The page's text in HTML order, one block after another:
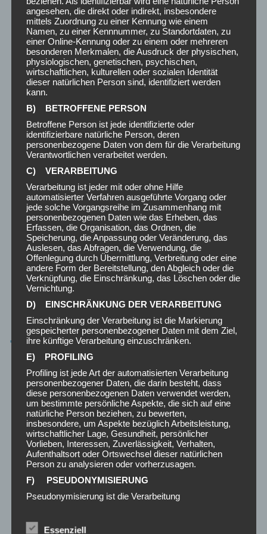
DasLastentaxi ist kurzfristig verfügbar, flexibel und
optimal auf die Bedingungen inMariahilfabgestimmt. Wir
bieten professionelleUmzugshilfe, Möbeltransporte
undMontageserviceszu transparenten Preisen. Unsere
Transporte sindversichert, und erfahrene Helfer sorgen
dafür, dass alles unbeschädigt ankommt.
Ihre Vorteile auf einen Blick:
Schneller und zuverlässiger Service, auch bei engen
Straßen
Erfahrene Helfer fürUmzugundMöbelmontage
Flexible Terminplanung – spontan oder langfristig
Faire Preise ohne versteckte Kosten
EINSATZGEBIET 1060 WIEN
Wir decken alle zentralen Bereiche derMariahilf
darunterNaschmarkt,Gumpendorfer Straße
Reithofferplatz,Kaiserstraßeund Umgebung. So
garantieren wir einen sicheren, effizientenUmzugund
Möbeltransport
JETZT UMZUG & MONTAGE IN
1060 WIEN BUCHEN
Verlassen Sie sich auf schnelle, zuverlässige und flexible
Umzüge ,Möbeltransporte undMontageservicesin
Mariahilf.
UNVERBINDLICHES ANGEBOT
Vorname
angesehen, die direkt oder indirekt, insbesondere
mittels Zuordnung zu einer Kennung wie einem
Namen, zu einer Kennnummer, zu Standortdaten, zu
einer Online-Kennung oder zu einem oder mehreren
besonderen Merkmalen, die Ausdruck der physischen,
physiologischen, genetischen, psychischen,
wirtschaftlichen, kulturellen oder sozialen Identität
dieser natürlichen Person sind, identifiziert werden
kann.
B) BETROFFENE PERSON
Betroffene Person ist jede identifizierte oder
identifizierbare natürliche Person, deren
personenbezogene Daten von dem für die Verarbeitung
Verantwortlichen verarbeitet werden.
C) VERARBEITUNG
Verarbeitung ist jeder mit oder ohne Hilfe
automatisierter Verfahren ausgeführte Vorgang oder
jede solche Vorgangsreihe im Zusammenhang mit
personenbezogenen Daten wie das Erheben, das
Erfassen, die Organisation, das Ordnen, die
Speicherung, die Anpassung oder Veränderung, das
Auslesen, das Abfragen, die Verwendung, die
Offenlegung durch Übermittlung, Verbreitung oder eine
andere Form der Bereitstellung, den Abgleich oder die
Verknüpfung, die Einschränkung, das Löschen oder die
Vernichtung.
D) EINSCHRÄNKUNG DER VERARBEITUNG
Einschränkung der Verarbeitung ist die Markierung
gespeicherter personenbezogener Daten mit dem Ziel,
ihre künftige Verarbeitung einzuschränken.
E) PROFILING
Profiling ist jede Art der automatisierten Verarbeitung
personenbezogener Daten, die darin besteht, dass
diese personenbezogenen Daten verwendet werden,
um bestimmte persönliche Aspekte, die sich auf eine
natürliche Person beziehen, zu bewerten,
insbesondere, um Aspekte bezüglich Arbeitsleistung,
wirtschaftlicher Lage, Gesundheit, persönlicher
Vorlieben, Interessen, Zuverlässigkeit, Verhalten,
Aufenthaltsort oder Ortswechsel dieser natürlichen
Person zu analysieren oder vorherzusagen.
F) PSEUDONYMISIERUNG
Pseudonymisierung ist die Verarbeitung
zusätzlicher Informationen nicht mehr einer
Essenziell